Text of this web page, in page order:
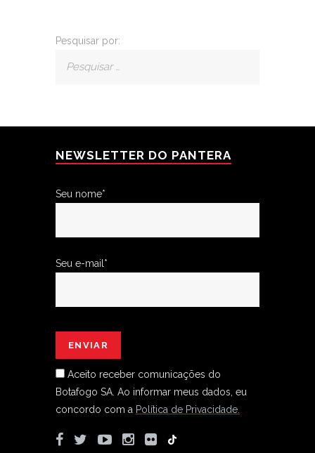
Pesquisar por:
NEWSLETTER DO PANTERA
Seu nome*
Seu e-mail*
Aceito receber comunicações do
Botafogo SA. Ao informar meus dados, eu
concordo com a Política de Privacidade.